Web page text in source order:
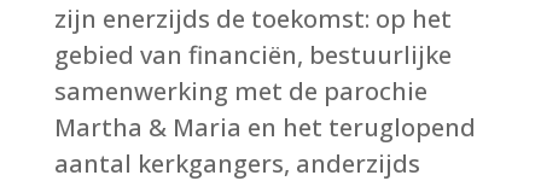
zijn enerzijds de toekomst: op het
gebied van financiën, bestuurlijke
samenwerking met de parochie
Martha & Maria en het teruglopend
aantal kerkgangers, anderzijds